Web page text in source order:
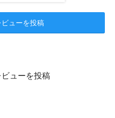
ューを投稿
ューを投稿